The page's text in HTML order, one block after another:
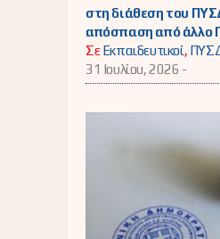
στη διάθεση του
απόσπαση από άλλο
ΣεΕκπαιδευτικοί,
31 Ιουλίου, 2026 -